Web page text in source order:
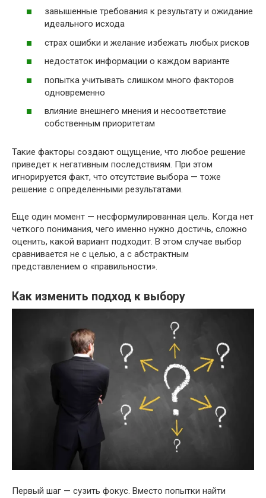
завышенные требования к результату и ожидание
идеального исхода
страх ошибки и желание избежать любых рисков
недостаток информации о каждом варианте
попытка учитывать слишком много факторов
одновременно
влияние внешнего мнения и несоответствие
собственным приоритетам
Такие факторы создают ощущение, что любое решение
приведет к негативным последствиям. При этом
игнорируется факт, что отсутствие выбора — тоже
решение с определенными результатами.
Еще один момент — несформулированная цель. Когда нет
четкого понимания, чего именно нужно достичь, сложно
оценить, какой вариант подходит. В этом случае выбор
сравнивается не с целью, а с абстрактным
представлением о «правильности».
Как изменить подход к выбору
Первый шаг — сузить фокус. Вместо попытки найти